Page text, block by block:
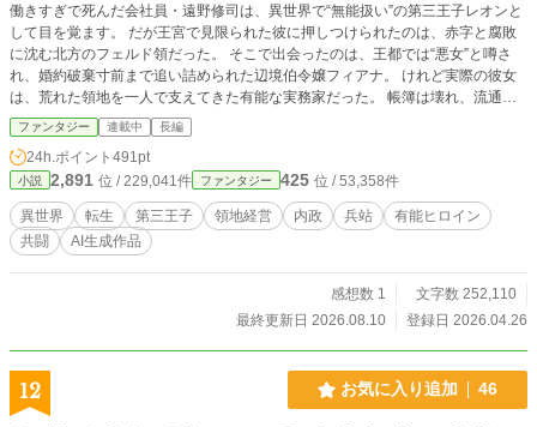
働きすぎで死んだ会社員・遠野修司は、異世界で“無能扱い”の第三王子レオンと
して目を覚ます。 だが王宮で見限られた彼に押しつけられたのは、赤字と腐敗
に沈む北方のフェルド領だった。 そこで出会ったのは、王都では“悪女”と噂さ
れ、婚約破棄寸前まで追い詰められた辺境伯令嬢フィアナ。 けれど実際の彼女
は、荒れた領地を一人で支えてきた有能な実務家だった。 帳簿は壊れ、流通は
止まり、役人は腐り、領民は王家も貴族も信じていない。 目立たず生きるつも
りだったレオンは、それでも真面目な人間が踏みにじられる光景を見過ごせず、
フィアナと手を組んで再建へ乗り出す。 これは、無能王子と悪女扱いされた令
嬢が、辺境から少しずつ領地と人の信頼を取り戻していく、再建ファンタジー。
ファンタジー 連載中 長編
24h.ポイント 491pt
小説 2,891 位 / 229,041件 ファンタジー 425 位 / 53,358件
異世界 転生 第三王子 領地経営 内政 兵站
有能ヒロイン
共闘
AI生成作品
感想数 1
文字数 252,110
最終更新日 2026.08.10
登録日 2026.04.26
12 お気に入り追加 46